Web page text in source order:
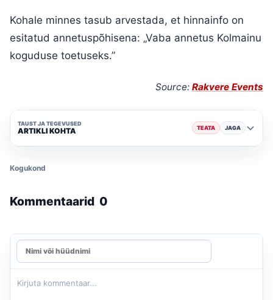
Kohale minnes tasub arvestada, et hinnainfo on
esitatud annetuspõhisena: „Vaba annetus Kolmainu
koguduse toetuseks.”
Source: Rakvere Events
TAUST JA TEGEVUSED
ARTIKLI KOHTA TEATA JAGA
Kogukond
Kommentaarid 0